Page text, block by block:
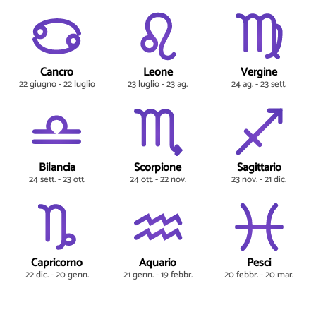
Cancro
22 giugno - 22 luglio
Leone
23 luglio - 23 ag.
Vergine
24 ag. - 23 sett.
Bilancia
24 sett. - 23 ott.
Scorpione
24 ott. - 22 nov.
Sagittario
23 nov. - 21 dic.
Capricorno
22 dic. - 20 genn.
Aquario
21 genn. - 19 febbr.
Pesci
20 febbr. - 20 mar.